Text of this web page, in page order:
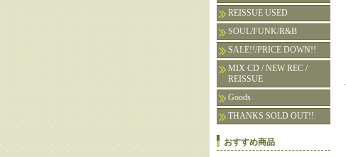
REISSUE USED
SOUL/FUNK/R&B
SALE!!/PRICE DOWN!!
MIX CD / NEW REC /
REISSUE
Goods
THANKS SOLD OUT!!
おすすめ商品